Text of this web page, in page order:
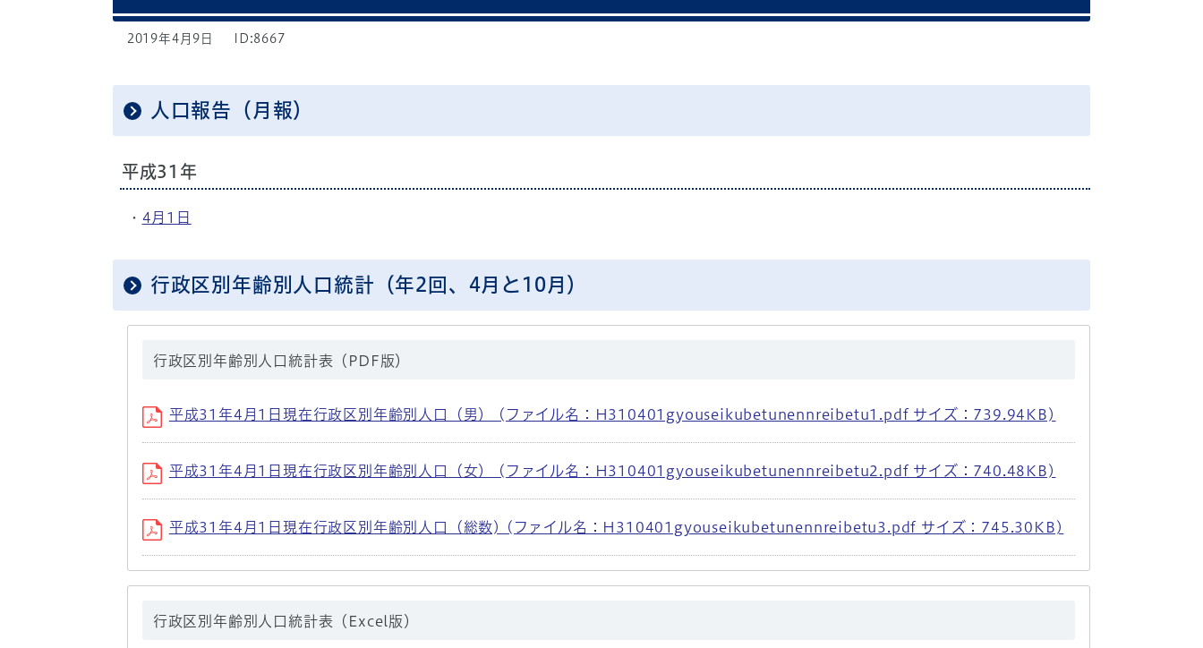
2019年4月9日 ID:8667
人口報告（月報）
平成31年
・ 4月1日
行政区別年齢別人口統計（年2回、4月と10月）
行政区別年齢別人口統計表（PDF版）
平成31年4月1日現在行政区別年齢別人口（男） (ファイル名：H310401gyouseikubetunennreibetu1.pdf サイズ：739.94KB)
平成31年4月1日現在行政区別年齢別人口（女） (ファイル名：H310401gyouseikubetunennreibetu2.pdf サイズ：740.48KB)
平成31年4月1日現在行政区別年齢別人口（総数) (ファイル名：H310401gyouseikubetunennreibetu3.pdf サイズ：745.30KB)
行政区別年齢別人口統計表（Excel版）